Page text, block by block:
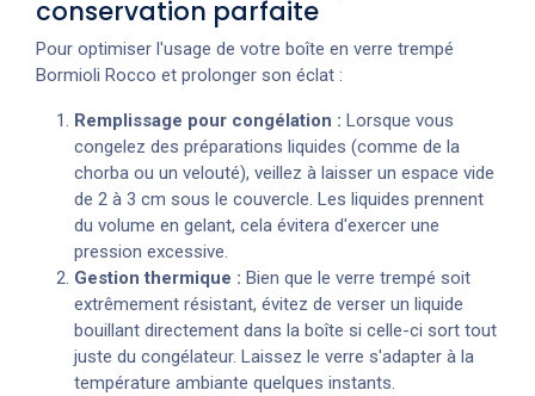
conservation parfaite
Pour optimiser l'usage de votre boîte en verre trempé
Bormioli Rocco et prolonger son éclat :
Remplissage pour congélation : Lorsque vous
congelez des préparations liquides (comme de la
chorba ou un velouté), veillez à laisser un espace vide
de 2 à 3 cm sous le couvercle. Les liquides prennent
du volume en gelant, cela évitera d'exercer une
pression excessive.
Gestion thermique : Bien que le verre trempé soit
extrêmement résistant, évitez de verser un liquide
bouillant directement dans la boîte si celle-ci sort tout
juste du congélateur. Laissez le verre s'adapter à la
température ambiante quelques instants.